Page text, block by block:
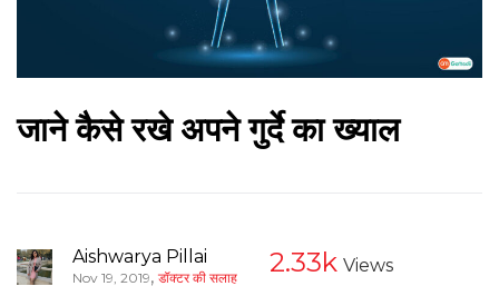
जाने कैसे रखे अपने गुर्दे का ख्याल
Aishwarya Pillai
Nov 19, 2019, डॉक्टर की सलाह 2.33k Views